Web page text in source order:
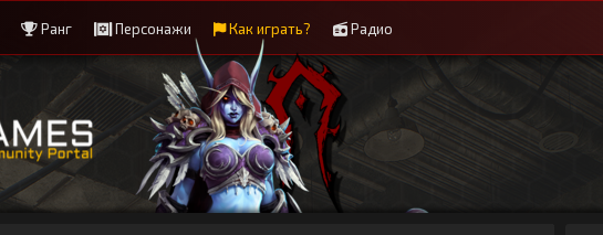
Ранг Персонажи Как играть? Радио